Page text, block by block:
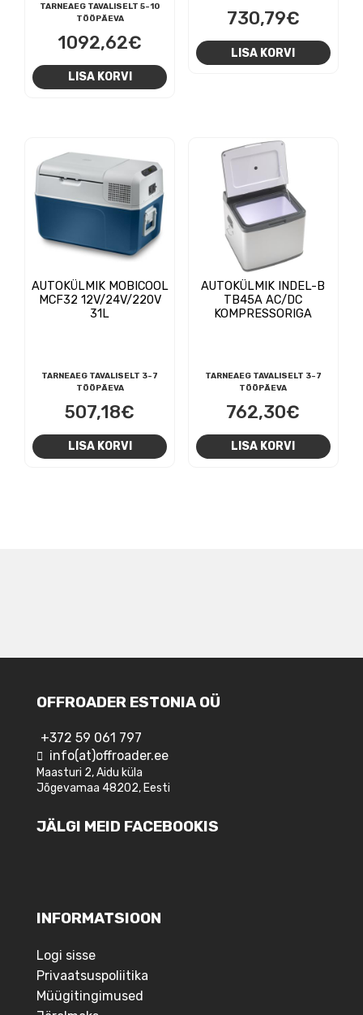
TARNEAEG TAVALISELT 5-10
TÖÖPÄEVA
1092,62€
LISA KORVI
730,79€
LISA KORVI
AUTOKÜLMIK MOBICOOL
MCF32 12V/24V/220V
31L
TARNEAEG TAVALISELT 3-7
TÖÖPÄEVA
507,18€
LISA KORVI
AUTOKÜLMIK INDEL-B
TB45A AC/DC
KOMPRESSORIGA
TARNEAEG TAVALISELT 3-7
TÖÖPÄEVA
762,30€
LISA KORVI
OFFROADER ESTONIA OÜ
+372 59 061 797
info(at)offroader.ee
Maasturi 2, Aidu küla
Jõgevamaa 48202, Eesti
JÄLGI MEID FACEBOOKIS
INFORMATSIOON
Logi sisse
Privaatsuspoliitika
Müügitingimused